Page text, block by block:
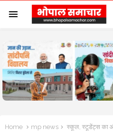
Home mp news
स्कूल, स्टूडेंट्स का